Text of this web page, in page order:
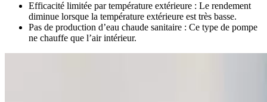
Efficacité limitée par température extérieure : Le rendement
diminue lorsque la température extérieure est très basse.
Pas de production d’eau chaude sanitaire : Ce type de pompe
ne chauffe que l’air intérieur.